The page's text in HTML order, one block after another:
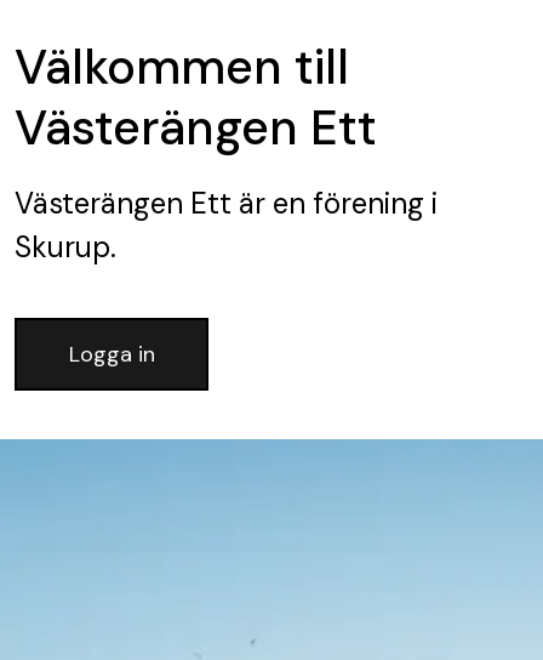
Välkommen till
Västerängen Ett
Västerängen Ett är en förening i
Skurup.
Logga in